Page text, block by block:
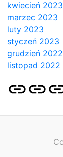
kwiecień 2023
marzec 2023
luty 2023
styczeń 2023
grudzień 2022
listopad 2022
Strona
głównaStron
SEO